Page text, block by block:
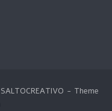
SALTOCREATIVO
Theme